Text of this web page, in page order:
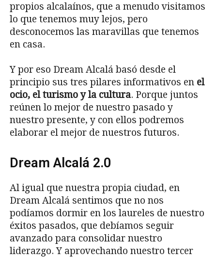
propios alcalaínos, que a menudo visitamos
lo que tenemos muy lejos, pero
desconocemos las maravillas que tenemos
en casa.
Y por eso Dream Alcalá basó desde el
principio sus tres pilares informativos en el
ocio, el turismo y la cultura. Porque juntos
reúnen lo mejor de nuestro pasado y
nuestro presente, y con ellos podremos
elaborar el mejor de nuestros futuros.
Dream Alcalá 2.0
Al igual que nuestra propia ciudad, en
Dream Alcalá sentimos que no nos
podíamos dormir en los laureles de nuestro
éxitos pasados, que debíamos seguir
avanzado para consolidar nuestro
liderazgo. Y aprovechando nuestro tercer